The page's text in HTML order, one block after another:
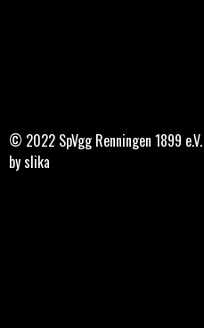
© 2022 SpVgg Renningen 1899
by slika